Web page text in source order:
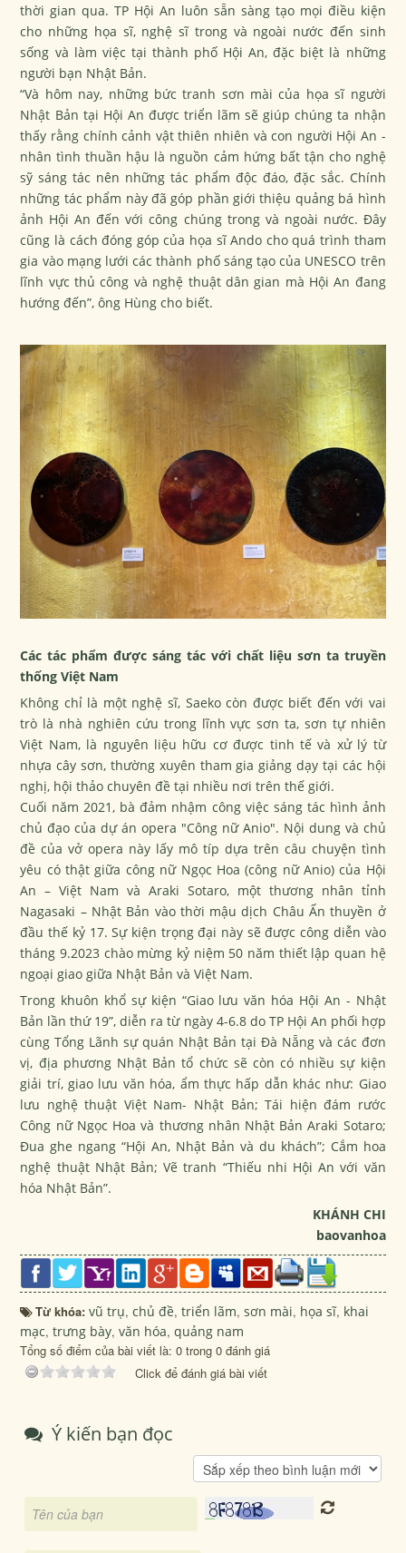
thời gian qua. TP Hội An luôn sẵn sàng tạo mọi điều kiện
cho những họa sĩ, nghệ sĩ trong và ngoài nước đến sinh
sống và làm việc tại thành phố Hội An, đặc biệt là những
người bạn Nhật Bản.
“Và hôm nay, những bức tranh sơn mài của họa sĩ người
Nhật Bản tại Hội An được triển lãm sẽ giúp chúng ta nhận
thấy rằng chính cảnh vật thiên nhiên và con người Hội An -
nhân tình thuần hậu là nguồn cảm hứng bất tận cho nghệ
sỹ sáng tác nên những tác phẩm độc đáo, đặc sắc. Chính
những tác phẩm này đã góp phần giới thiệu quảng bá hình
ảnh Hội An đến với công chúng trong và ngoài nước. Đây
cũng là cách đóng góp của họa sĩ Ando cho quá trình tham
gia vào mạng lưới các thành phố sáng tạo của UNESCO trên
lĩnh vực thủ công và nghệ thuật dân gian mà Hội An đang
hướng đến”, ông Hùng cho biết.
Các tác phẩm được sáng tác với chất liệu sơn ta truyền
thống Việt Nam
Không chỉ là một nghệ sĩ, Saeko còn được biết đến với vai
trò là nhà nghiên cứu trong lĩnh vực sơn ta, sơn tự nhiên
Việt Nam, là nguyên liệu hữu cơ được tinh tế và xử lý từ
nhựa cây sơn, thường xuyên tham gia giảng dạy tại các hội
nghị, hội thảo chuyên đề tại nhiều nơi trên thế giới.
Cuối năm 2021, bà đảm nhậm công việc sáng tác hình ảnh
chủ đạo của dự án opera "Công nữ Anio". Nội dung và chủ
đề của vở opera này lấy mô típ dựa trên câu chuyện tình
yêu có thật giữa công nữ Ngọc Hoa (công nữ Anio) của Hội
An – Việt Nam và Araki Sotaro, một thương nhân tỉnh
Nagasaki – Nhật Bản vào thời mậu dịch Châu Ấn thuyền ở
đầu thế kỷ 17. Sự kiện trọng đại này sẽ được công diễn vào
tháng 9.2023 chào mừng kỷ niệm 50 năm thiết lập quan hệ
ngoại giao giữa Nhật Bản và Việt Nam.
Trong khuôn khổ sự kiện “Giao lưu văn hóa Hội An - Nhật
Bản lần thứ 19”, diễn ra từ ngày 4-6.8 do TP Hội An phối hợp
cùng Tổng Lãnh sự quán Nhật Bản tại Đà Nẵng và các đơn
vị, địa phương Nhật Bản tổ chức sẽ còn có nhiều sự kiện
giải trí, giao lưu văn hóa, ẩm thực hấp dẫn khác như: Giao
lưu nghệ thuật Việt Nam- Nhật Bản; Tái hiện đám rước
Công nữ Ngọc Hoa và thương nhân Nhật Bản Araki Sotaro;
Đua ghe ngang “Hội An, Nhật Bản và du khách”; Cắm hoa
nghệ thuật Nhật Bản; Vẽ tranh “Thiếu nhi Hội An với văn
hóa Nhật Bản”.
KHÁNH CHI
baovanhoa
Từ khóa:vũ trụ,chủ đề,triển lãm,sơn mài, họa sĩ, khai
mạc,trưng bày,văn hóa,quảng nam
Tổng số điểm của bài viết là: 0 trong 0 đánh giá
Click để đánh giá bài viết
Ý kiến bạn đọc